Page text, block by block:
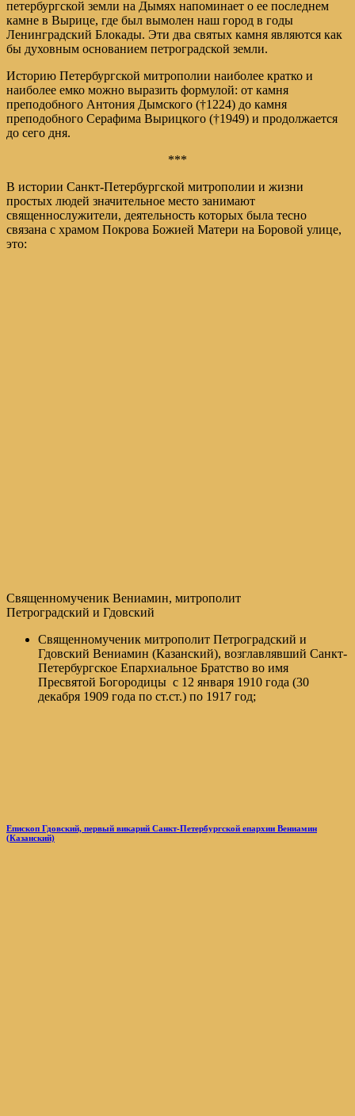
петербургской земли на Дымях напоминает о ее последнем
камне в Вырице, где был вымолен наш город в годы
Ленинградский Блокады. Эти два святых камня являются как
бы духовным основанием петроградской земли.
Историю Петербургской митрополии наиболее кратко и
наиболее емко можно выразить формулой: от камня
преподобного Антония Дымского (†1224) до камня
преподобного Серафима Вырицкого (†1949) и продолжается
до сего дня.
***
В истории Санкт-Петербургской митрополии и жизни
простых людей значительное место занимают
священнослужители, деятельность которых была тесно
связана с храмом Покрова Божией Матери на Боровой улице,
это:
Священномученик Вениамин, митрополит
Петроградский и Гдовский
Священномученик митрополит Петроградский и
Гдовский Вениамин (Казанский), возглавлявший Санкт-
Петербургское Епархиальное Братство во имя
Пресвятой Богородицы с 12 января 1910 года (30
декабря 1909 года по ст.ст.) по 1917 год;
Епископ Гдовский, первый викарий Санкт-Петербургской епархии Вениамин
(Казанский)